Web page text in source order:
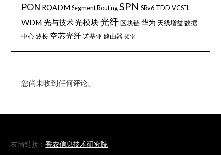
PON ROADM Segment Routing SPN SRv6 TDD VCSEL
WDM 光与技术 光模块光纤 区块链 华为 天线增益 数据
中心 波长 空芯光纤 诺基亚 路由器 频率
您尚未收到任何评论。
友情链接：香农信息技术研究院